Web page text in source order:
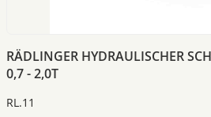
RÄDLINGER HYDRAULISCHER
0,7 - 2,0T
RL.11